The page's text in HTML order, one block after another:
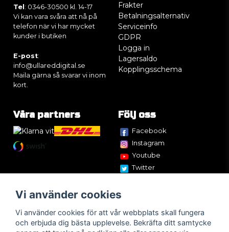
Tel : 0346-30500 kl. 14-17
Vi kan vara svåra att nå på
telefon när vi har mycket
kunder i butiken
E-post:
info@ullareddigital.se
Maila gärna så svarar vi inom
kort.
Frakter
Betalningsalternativ
Serviceinfo
GDPR
Logga in
Lagersaldo
Kopplingsschema
Våra partners Följ oss
Facebook
Instagram
Youtube
Twitter
Vi använder cookies
Vi använder cookies för att vår webbplats skall fungera
och erbjuda dig bästa upplevelse. Bekräfta ditt samtycke